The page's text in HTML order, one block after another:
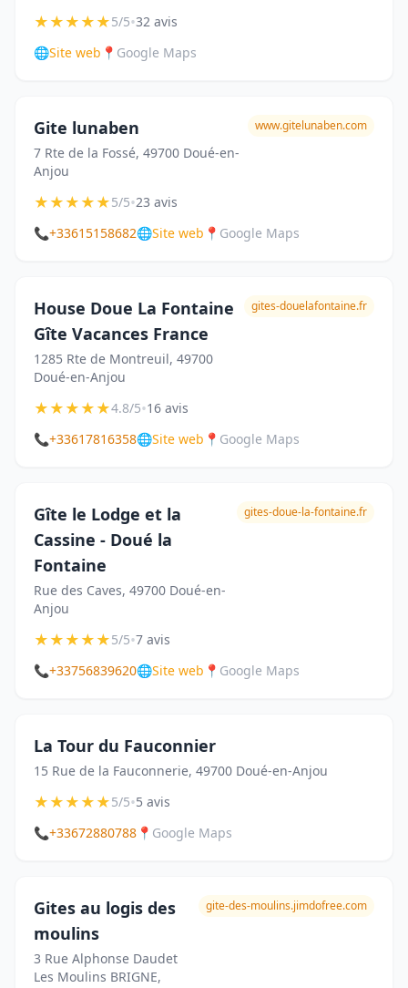
★★★★★5/5•32 avis
🌐Site web 📍 Google Maps
Gite lunaben
7 Rte de la Fossé, 49700 Doué-en-
Anjou
www.gitelunaben.com
★★★★★5/5•23 avis
📞+33615158682🌐Site web 📍 Google Maps
House Doue La Fontaine
Gîte Vacances France
1285 Rte de Montreuil, 49700
Doué-en-Anjou
gites-douelafontaine.fr
★★★★★4.8/5•16 avis
📞+33617816358🌐Site web 📍 Google Maps
Gîte le Lodge et la
Cassine - Doué la
Fontaine
Rue des Caves, 49700 Doué-en-
Anjou
gites-doue-la-fontaine.fr
★★★★★5/5•7 avis
📞+33756839620🌐Site web 📍 Google Maps
La Tour du Fauconnier
15 Rue de la Fauconnerie, 49700 Doué-en-Anjou
★★★★★5/5•5 avis
📞+33672880788 📍 Google Maps
Gites au logis des
moulins
3 Rue Alphonse Daudet
Les Moulins BRIGNE,
gite-des-moulins.jimdofree.com